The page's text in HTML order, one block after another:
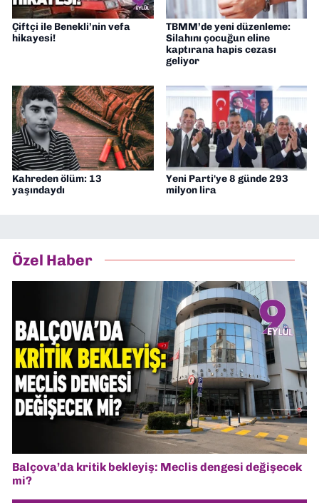
Çiftçi ile Benekli’nin vefa
hikayesi!
TBMM’de yeni düzenleme:
Silahını çocuğun eline
kaptırana hapis cezası
geliyor
Kahreden ölüm: 13
yaşındaydı
Yeni Parti'ye 8 günde 293
milyon lira
Özel Haber
Balçova’da kritik bekleyiş: Meclis dengesi değişecek
mi?